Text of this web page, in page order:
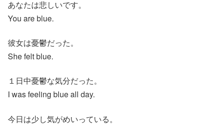
あなたは悲しいです。
You are blue.
彼女は憂鬱だった。
She felt blue.
１日中憂鬱な気分だった。
I was feeling blue all day.
今日は少し気がめいっている。